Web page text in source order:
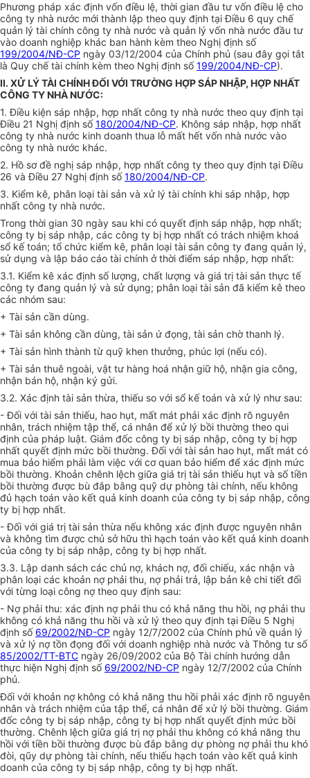
Phương pháp xác định vốn điều lệ, thời gian đầu tư vốn điều lệ cho
công ty nhà nước mới thành lập theo quy định tại Điều 6 quy chế
quản lý tài chính công ty nhà nước và quản lý vốn nhà nước đầu tư
vào doanh nghiệp khác ban hành kèm theo Nghị định số
199/2004/NĐ-CP ngày 03/12/2004 của Chính phủ (sau đây gọi tắt
là Quy chế tài chính kèm theo Nghị định số199/2004/NĐ-CP).
II. XỬ LÝ TÀI CHÍNH ĐỐI VỚI TRƯỜNG HỢP SÁP NHẬP, HỢP NHẤT
CÔNG TY NHÀ NƯỚC:
1. Điều kiện sáp nhập, hợp nhất công ty nhà nước theo quy định tại
Điều 21 Nghị định số180/2004/NĐ-CP. Không sáp nhập, hợp nhất
công ty nhà nước kinh doanh thua lỗ mất hết vốn nhà nước vào
công ty nhà nước khác.
2. Hồ sơ đề nghị sáp nhập, hợp nhất công ty theo quy định tại Điều
26 và Điều 27 Nghị định số180/2004/NĐ-CP.
3. Kiểm kê, phân loại tài sản và xử lý tài chính khi sáp nhập, hợp
nhất công ty nhà nước.
Trong thời gian 30 ngày sau khi có quyết định sáp nhập, hợp nhất;
công ty bị sáp nhập, các công ty bị hợp nhất có trách nhiệm khoá
sổ kế toán; tổ chức kiểm kê, phân loại tài sản công ty đang quản lý,
sử dụng và lập báo cáo tài chính ở thời điểm sáp nhập, hợp nhất:
3.1. Kiểm kê xác định số lượng, chất lượng và giá trị tài sản thực tế
công ty đang quản lý và sử dụng; phân loại tài sản đã kiểm kê theo
các nhóm sau:
+ Tài sản cần dùng.
+ Tài sản không cần dùng, tài sản ứ đọng, tài sản chờ thanh lý.
+ Tài sản hình thành từ quỹ khen thưởng, phúc lợi (nếu có).
+ Tài sản thuê ngoài, vật tư hàng hoá nhận giữ hộ, nhận gia công,
nhận bán hộ, nhận ký gửi.
3.2. Xác định tài sản thừa, thiếu so với sổ kế toán và xử lý như sau:
- Đối với tài sản thiếu, hao hụt, mất mát phải xác định rõ nguyên
nhân, trách nhiệm tập thể, cá nhân để xử lý bồi thường theo qui
định của pháp luật. Giám đốc công ty bị sáp nhập, công ty bị hợp
nhất quyết định mức bồi thường. Đối với tài sản hao hụt, mất mát có
mua bảo hiểm phải làm việc với cơ quan bảo hiểm để xác định mức
bồi thường. Khoản chênh lệch giữa giá trị tài sản thiếu hụt và số tiền
bồi thường được bù đắp bằng quỹ dự phòng tài chính, nếu không
đủ hạch toán vào kết quả kinh doanh của công ty bị sáp nhập, công
ty bị hợp nhất.
- Đối với giá trị tài sản thừa nếu không xác định được nguyên nhân
và không tìm được chủ sở hữu thì hạch toán vào kết quả kinh doanh
của công ty bị sáp nhập, công ty bị hợp nhất.
3.3. Lập danh sách các chủ nợ, khách nợ, đối chiếu, xác nhận và
phân loại các khoản nợ phải thu, nợ phải trả, lập bản kê chi tiết đối
với từng loại công nợ theo quy định sau:
- Nợ phải thu: xác định nợ phải thu có khả năng thu hồi, nợ phải thu
không có khả năng thu hồi và xử lý theo quy định tại Điều 5 Nghị
định số 69/2002/NĐ-CP ngày 12/7/2002 của Chính phủ về quản lý
và xử lý nợ tồn đọng đối với doanh nghiệp nhà nước và Thông tư số
85/2002/TT-BTC ngày 26/09/2002 của Bộ Tài chính hướng dẫn
thực hiện Nghị định số 69/2002/NĐ-CP ngày 12/7/2002 của Chính
phủ.
Đối với khoản nợ không có khả năng thu hồi phải xác định rõ nguyên
nhân và trách nhiệm của tập thể, cá nhân để xử lý bồi thường. Giám
đốc công ty bị sáp nhập, công ty bị hợp nhất quyết định mức bồi
thường. Chênh lệch giữa giá trị nợ phải thu không có khả năng thu
hồi với tiền bồi thường được bù đắp bằng dự phòng nợ phải thu khó
đòi, qũy dự phòng tài chính, nếu thiếu hạch toán vào kết quả kinh
doanh của công ty bị sáp nhập, công ty bị hợp nhất.